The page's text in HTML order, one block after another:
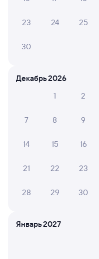
из Адлера
Дни следования
Плацкарт
от2 ⁠915 ⁠₽
Даже если сейчас нет мест
Искать билеты
06:31
23 24 25
30
Декабрь 2026
1
2
7 8 9
14 15 16
21 22 23
28 29 30
Январь 2027